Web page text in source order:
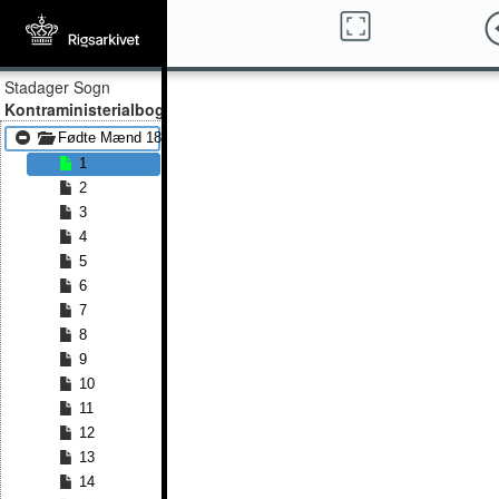
Stadager Sogn
Kontraministerialbog
Fødte Mænd 1839 - Fødte Mænd 1858
1
2
3
4
5
6
7
8
9
10
11
12
13
14